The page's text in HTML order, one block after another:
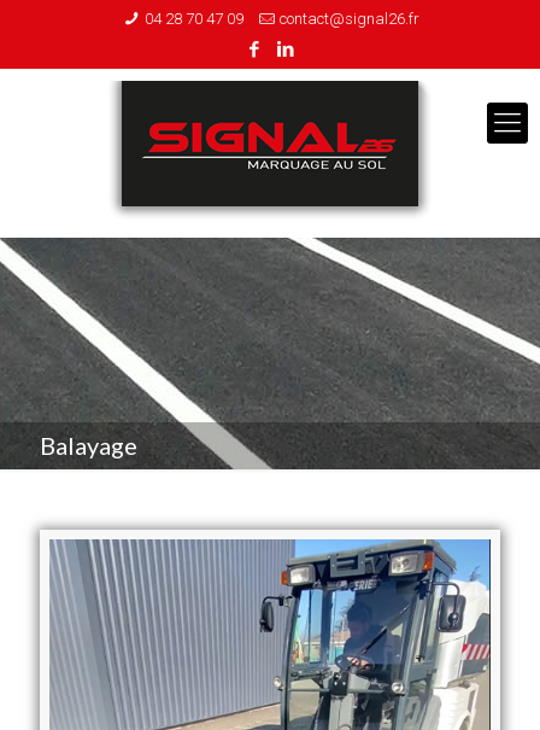
04 28 70 47 09 contact@signal26.fr
Balayage